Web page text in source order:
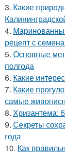
3. Какие
4.
рецепт с
5. Основные
полгода
6. Какие
7. Какие
самые
8. Хризантема:
9. Секреты
года
10. Как